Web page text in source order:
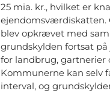
25 mia. kr., hvilket er
ejendomsværdiskatten.
blev opkrævet med
grundskylden fortsat
for landbrug, gartnerier
Kommunerne kan selv
interval, og